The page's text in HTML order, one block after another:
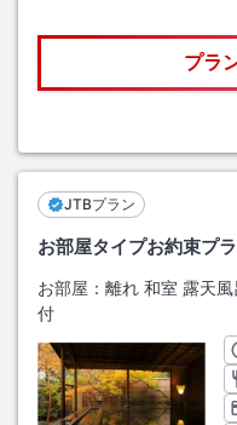
プラ
JTBプラン
お部屋タイプお約束プ
お部屋： 離れ 和室 露天
付